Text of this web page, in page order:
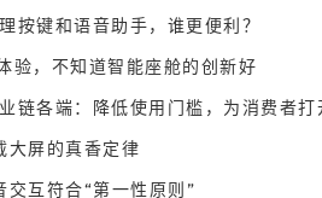
按键和语音助手，谁更便利？
验，不知道智能座舱的创新好
链各端：降低使用门槛，为消费者打
大屏的真香定律
交互符合“第一性原则”